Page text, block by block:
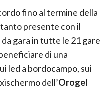
fino al termine della
presente con il
gara in tutte le 21 gare
di una
led a bordocampo, sui
dell’Orogel